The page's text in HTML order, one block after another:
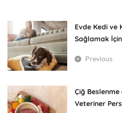
Evde Kedi ve
Sağlamak
Previous
Çiğ Beslenme
Veteriner